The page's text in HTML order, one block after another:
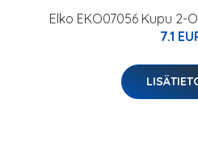
Elko EKO07056 Kupu 2-
7.1